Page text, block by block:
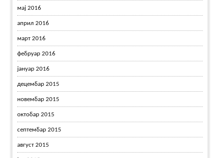
мај 2016
април 2016
март 2016
фебруар 2016
јануар 2016
децембар 2015
новембар 2015
октобар 2015
септембар 2015
август 2015